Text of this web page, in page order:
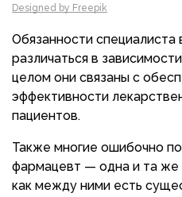
Designed by Freepik
Обязанности
различаться в
целом они связаны с
эффективности
пациентов.
Также многие ошибочно
фармацевт — одна и та же
как между ними есть